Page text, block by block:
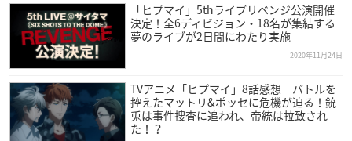
「ヒプマイ」5thライブリベンジ公演開催
決定！全6ディビジョン・18名が集結する
夢のライブが2日間にわたり実施
2020年11月24日
TVアニメ「ヒプマイ」8話感想 バトルを
控えたマットリ&ポッセに危機が迫る！銃
兎は事件捜査に追われ、帝統は拉致され
た！？